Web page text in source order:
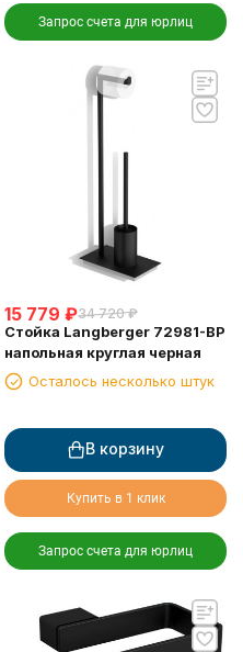
Запрос счета для юрлиц
15 779 ₽34 720 ₽
Стойка Langberger 72981-BP
напольная круглая черная
Осталось несколько штук
В корзину
Купить в 1 клик
Запрос счета для юрлиц